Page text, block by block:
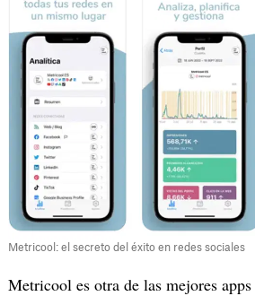
Metricool: el secreto del éxito en redes sociales
Metricool es otra de las mejores